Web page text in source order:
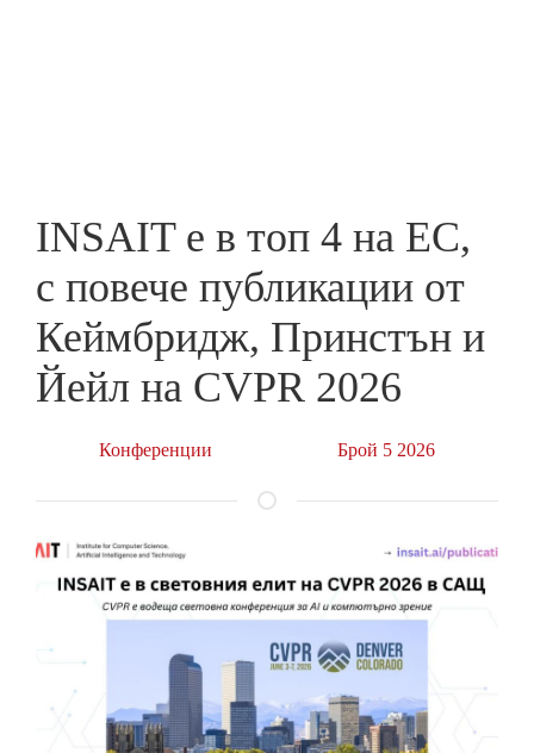
INSAIT е в топ 4 на ЕС,
с повече публикации от
Кеймбридж, Принстън и
Йейл на CVPR 2026
Конференции Брой 5 2026